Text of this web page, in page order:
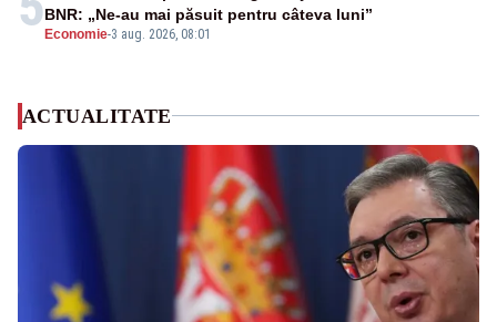
Economie-3 aug. 2026, 08:01
BNR: „Ne-au mai păsuit pentru câteva luni”
ACTUALITATE